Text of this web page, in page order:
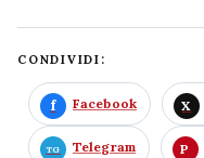
CONDIVIDI:
Facebook
Telegram